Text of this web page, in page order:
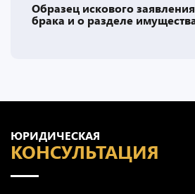
Образец искового
брака и о разделе
ЮРИДИЧЕСКАЯ
КОНСУЛЬТАЦИЯ